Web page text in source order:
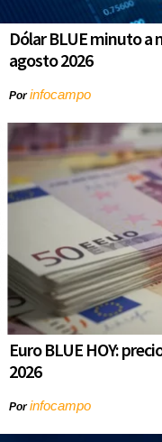
Dólar BLUE minuto a
agosto 2026
Porinfocampo
Euro BLUE HOY:
2026
Porinfocampo